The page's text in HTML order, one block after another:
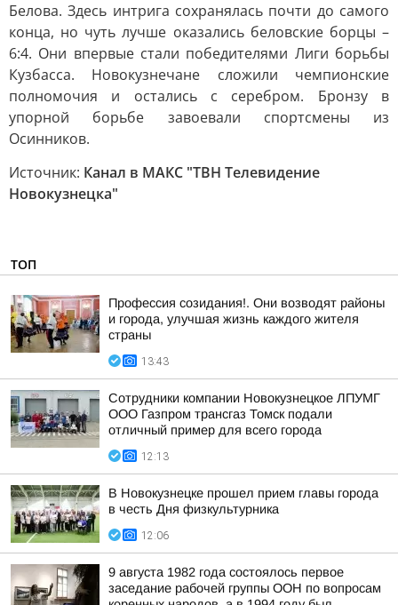
Белова. Здесь интрига сохранялась почти до самого
конца, но чуть лучше оказались беловские борцы –
6:4. Они впервые стали победителями Лиги борьбы
Кузбасса. Новокузнечане сложили чемпионские
полномочия и остались с серебром. Бронзу в
упорной борьбе завоевали спортсмены из
Осинников.
Источник: Канал в МАКС "ТВН Телевидение
Новокузнецка"
ТОП
Профессия созидания!. Они возводят районы
и города, улучшая жизнь каждого жителя
страны
13:43
Сотрудники компании Новокузнецкое ЛПУМГ
ООО Газпром трансгаз Томск подали
отличный пример для всего города
12:13
В Новокузнецке прошел прием главы города
в честь Дня физкультурника
12:06
9 августа 1982 года состоялось первое
заседание рабочей группы ООН по вопросам